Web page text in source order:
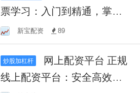
票学习：入门到精通，掌握
投资技巧
新宝配资 89
炒股加杠杆
线上配资平台：安全高效，